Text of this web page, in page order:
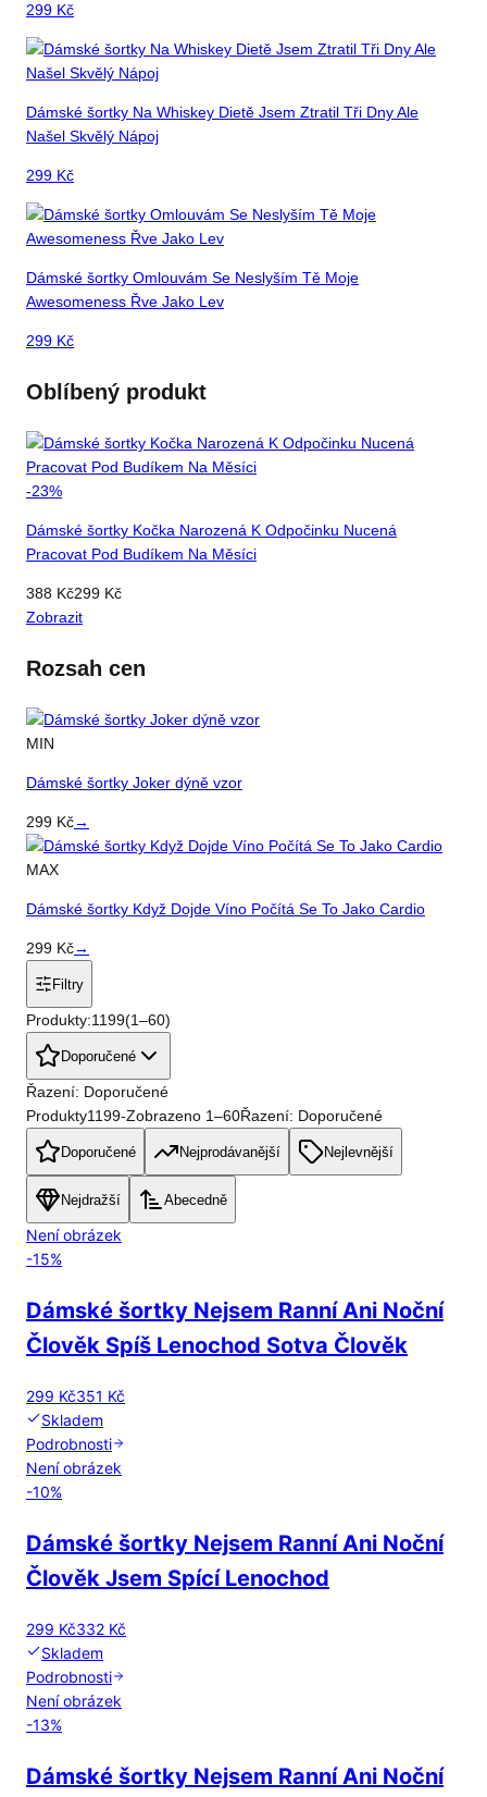
299 Kč
Dámské šortky Na Whiskey Dietě Jsem Ztratil Tři Dny Ale
Našel Skvělý Nápoj
299 Kč
Dámské šortky Omlouvám Se Neslyším Tě Moje
Awesomeness Řve Jako Lev
299 Kč
Oblíbený produkt
-23%
Dámské šortky Kočka Narozená K Odpočinku Nucená
Pracovat Pod Budíkem Na Měsíci
388 Kč299 Kč
Zobrazit
Rozsah cen
MIN
Dámské šortky Joker dýně vzor
299 Kč→
MAX
Dámské šortky Když Dojde Víno Počítá Se To Jako Cardio
299 Kč→
Filtry
Produkty:1199(1–60)
Doporučené
Řazení: Doporučené
Produkty1199-Zobrazeno 1–60Řazení: Doporučené
Doporučené Nejprodávanější Nejlevnější
Nejdražší Abecedně
Není obrázek
-15%
Dámské šortky Nejsem Ranní Ani Noční
Člověk Spíš Lenochod Sotva Člověk
299 Kč351 Kč
Skladem
Podrobnosti
Není obrázek
-10%
Dámské šortky Nejsem Ranní Ani Noční
Člověk Jsem Spící Lenochod
299 Kč332 Kč
Skladem
Podrobnosti
Není obrázek
-13%
Dámské šortky Nejsem Ranní Ani Noční